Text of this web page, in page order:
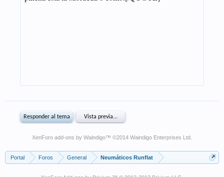
XenForo add-ons by Waindigo™ ©2014 Waindigo Enterprises Ltd
Portal Foros General Neumáticos Runflat